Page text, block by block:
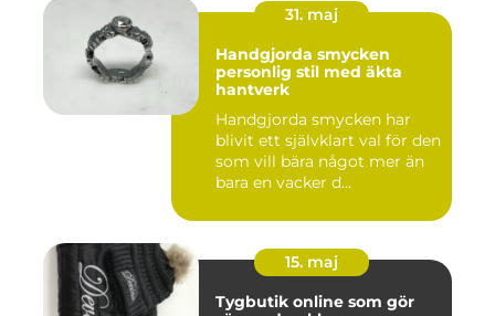
31. maj
Handgjorda smycken
personlig stil med äkta
hantverk
Handgjorda smycken har
blivit ett självklart val för den
som vill bära något mer än
bara en vacker d...
15. maj
Tygbutik online som gör